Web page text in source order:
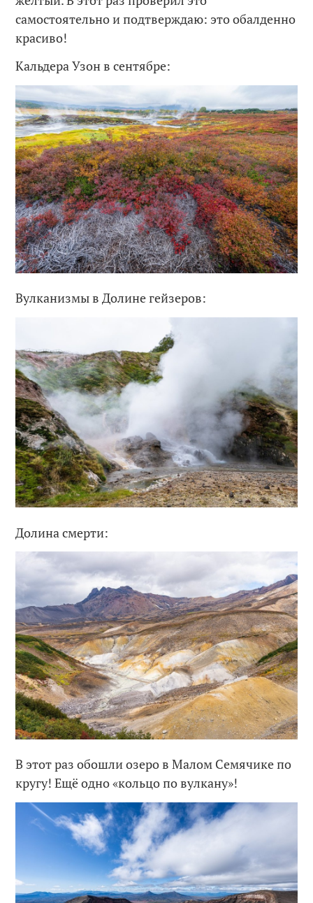
самостоятельно и подтверждаю: это обалденно
красиво!
Кальдера Узон в сентябре:
Вулканизмы в Долине гейзеров:
Долина смерти:
В этот раз обошли озеро в Малом Семячике по
кругу! Ещё одно «кольцо по вулкану»!